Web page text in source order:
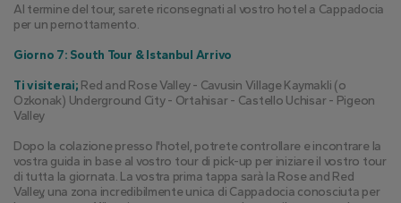
Al termine del tour, sarete riconsegnati al vostro hotel a Cappadocia
per un pernottamento.
Giorno 7: South Tour & Istanbul Arrivo
Ti visiterai; Red and Rose Valley - Cavusin Village Kaymakli (o
Ozkonak) Underground City - Ortahisar - Castello Uchisar - Pigeon
Valley
Dopo la colazione presso l'hotel, potrete controllare e incontrare la
vostra guida in base al vostro tour di pick-up per iniziare il vostro tour
di tutta la giornata. La vostra prima tappa sarà la Rose and Red
Valley, una zona incredibilmente unica di Cappadocia conosciuta per